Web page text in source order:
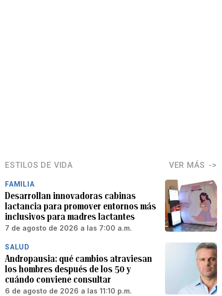
ESTILOS DE VIDA VER MÁS
FAMILIA
Desarrollan innovadoras cabinas
lactancia para promover entornos más
inclusivos para madres lactantes
7 de agosto de 2026 a las 7:00 a.m.
SALUD
Andropausia: qué cambios atraviesan
los hombres después de los 50 y
cuándo conviene consultar
6 de agosto de 2026 a las 11:10 p.m.